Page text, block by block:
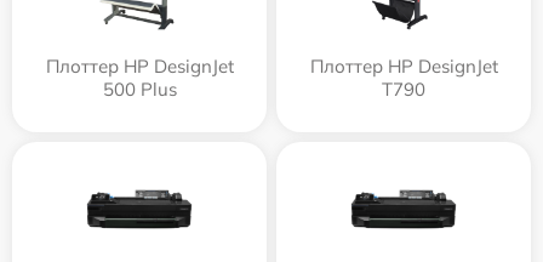
Плоттер HP DesignJet
500 Plus
Плоттер HP DesignJet
T790